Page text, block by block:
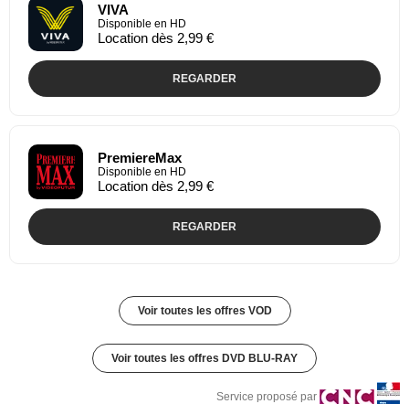
VIVA
Disponible en HD
Location dès 2,99 €
REGARDER
PremiereMax
Disponible en HD
Location dès 2,99 €
REGARDER
Voir toutes les offres VOD
Voir toutes les offres DVD BLU-RAY
Service proposé par